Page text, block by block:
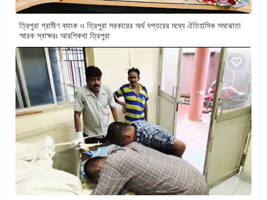
ত্রিপুরা গ্রামীণ ব্যাংক ও ত্রিপুরা সরকারের অর্থ দপ্তরের মধ্যে ঐতিহাসিক সমঝোতা
স্মারক স্বাক্ষরঃ আরশিকথা ত্রিপুরা